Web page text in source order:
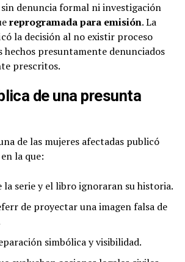
denuncia formal ni investigación
reprogramada para emisión. La
la decisión al no existir proceso
hechos presuntamente denunciados
prescritos.
de una presunta
de las mujeres afectadas publicó
la que:
la serie y el libro ignoraran su historia.
de proyectar una imagen falsa de
simbólica y visibilidad.